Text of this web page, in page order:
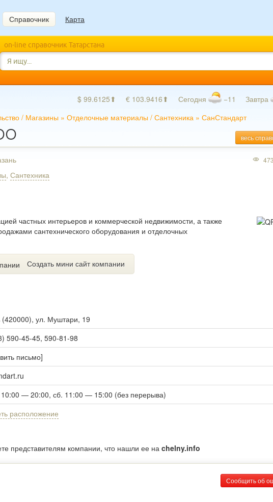
Справочник Карта
on-line справочник Татарстана
$ 99.6125⬆ € 103.9416⬆ Сегодня −11 Завтра
/ Магазины » Отделочные материалы / Сантехника » СанСтандарт
весь
, Сантехника
частных интерьеров и коммерческой недвижимости, а также
сантехнического оборудования и отделочных
Создать мини сайт компании
473
(420000), ул. Муштари, 19
590-45-45, 590-81-98
письмо]
10:00 — 20:00, сб. 11:00 — 15:00 (без перерыва)
расположение
представителям компании, что нашли ее на chelny.info
Сообщить об